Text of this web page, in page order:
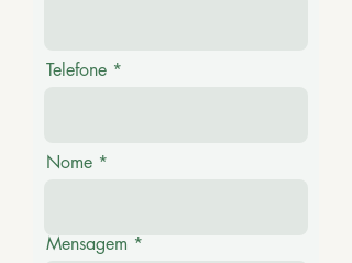
Telefone
Nome
Mensagem